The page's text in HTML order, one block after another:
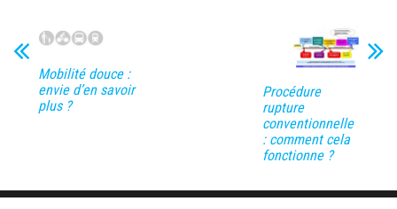
Mobilité douce :
envie d’en savoir
plus ?
Procédure
rupture
conventionnelle
: comment cela
fonctionne ?